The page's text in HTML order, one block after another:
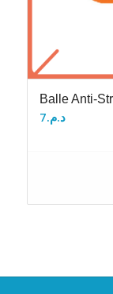
Balle Anti-
د.م.7